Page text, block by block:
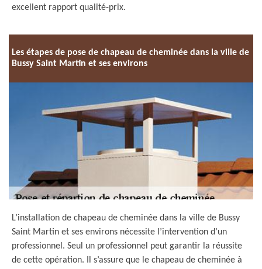
excellent rapport qualité-prix.
Les étapes de pose de chapeau de cheminée dans la ville de
Bussy Saint Martin et ses environs
L’installation de chapeau de cheminée dans la ville de Bussy
Saint Martin et ses environs nécessite l’intervention d’un
professionnel. Seul un professionnel peut garantir la réussite
de cette opération. Il s’assure que le chapeau de cheminée à